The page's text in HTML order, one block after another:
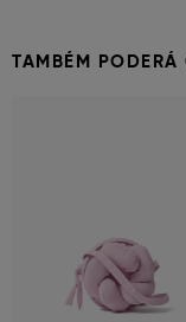
TAMBÉM PODERÁ